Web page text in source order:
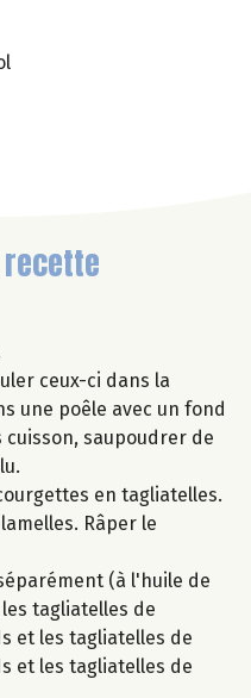
recette
ceux-ci dans la
une poêle avec un fond
saupoudrer de
en tagliatelles.
Râper le
(à l'huile de
tagliatelles de
et les tagliatelles de
et les tagliatelles de